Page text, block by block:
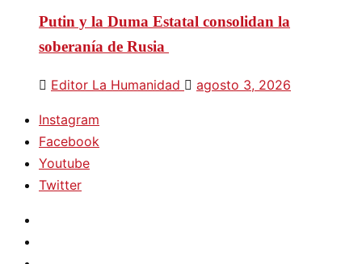
Putin y la Duma Estatal consolidan la
soberanía de Rusia
Editor La Humanidad agosto 3, 2026
Instagram
Facebook
Youtube
Twitter